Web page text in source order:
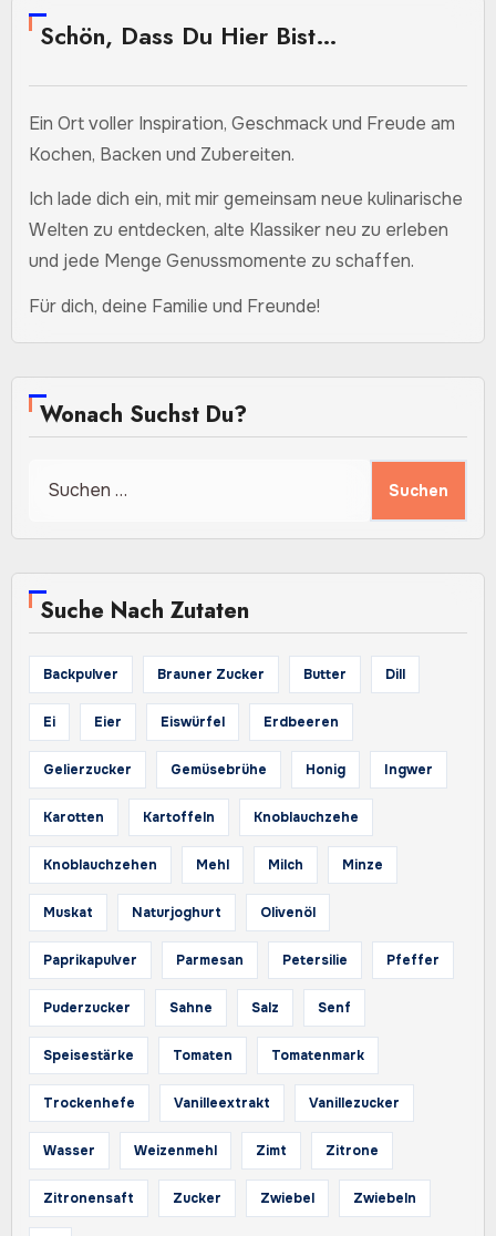
Schön, Dass Du Hier Bist…
Ein Ort voller Inspiration, Geschmack und Freude am
Kochen, Backen und Zubereiten.
Ich lade dich ein, mit mir gemeinsam neue kulinarische
Welten zu entdecken, alte Klassiker neu zu erleben
und jede Menge Genussmomente zu schaffen.
Für dich, deine Familie und Freunde!
Wonach Suchst Du?
Suche Nach Zutaten
Backpulver Brauner Zucker Butter Dill
Ei Eier Eiswürfel Erdbeeren
Gelierzucker Gemüsebrühe Honig Ingwer
Karotten Kartoffeln Knoblauchzehe
Knoblauchzehen Mehl Milch Minze
Muskat Naturjoghurt Olivenöl
Paprikapulver Parmesan Petersilie Pfeffer
Puderzucker Sahne Salz Senf
Speisestärke Tomaten Tomatenmark
Trockenhefe Vanilleextrakt Vanillezucker
Wasser Weizenmehl Zimt Zitrone
Zitronensaft Zucker Zwiebel Zwiebeln